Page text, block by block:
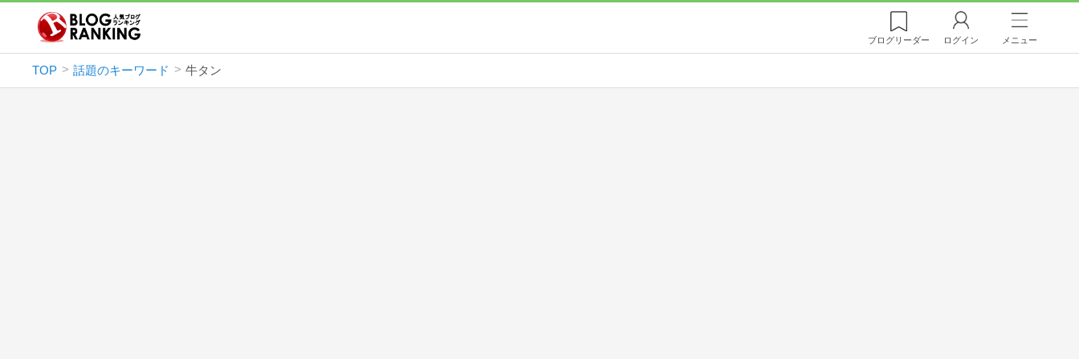
ブログリーダー ログイン メニュー
TOP 話題のキーワード 牛タン